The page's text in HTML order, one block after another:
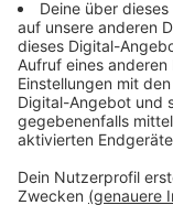
Wohnkosten,
Lebensqualität.
allem mit der
vergleichsweise
vielen